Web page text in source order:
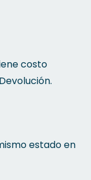
costo
estado en